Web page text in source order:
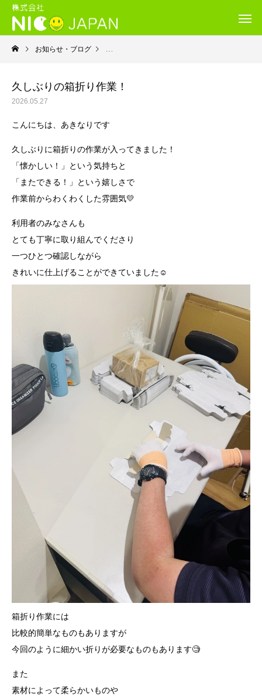
お知らせ・ブログ 就労継続支援Ｂ型・ニコプレイス
久しぶりの箱折り作業！
2026.05.27
こんにちは、あきなりです
久しぶりに箱折りの作業が入ってきました！
「懐かしい！」という気持ちと
「またできる！」という嬉しさで
作業前からわくわくした雰囲気💛
利用者のみなさんも
とても丁寧に取り組んでくださり
一つひとつ確認しながら
きれいに仕上げることができていました☺️
箱折り作業には
比較的簡単なものもありますが
今回のように細かい折りが必要なものもあります🧐
また
素材によって柔らかいものや